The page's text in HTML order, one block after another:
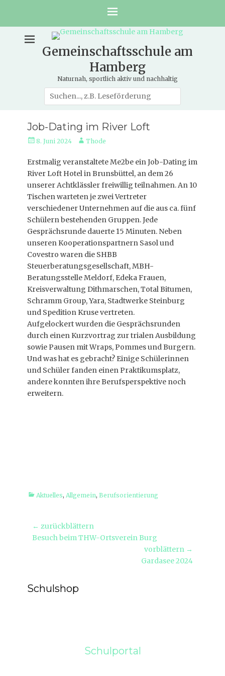
Gemeinschaftsschule am
Hamberg
Naturnah, sportlich aktiv und nachhaltig
Suche
nach:
Job-Dating im River Loft
Veröffentlicht
8. Juni 2024 AutorThode
Erstmalig veranstaltete Me2be ein Job-Dating im
River Loft Hotel in Brunsbüttel, an dem 26
unserer Achtklässler freiwillig teilnahmen. An 10
Tischen warteten je zwei Vertreter
verschiedener Unternehmen auf die aus ca. fünf
Schülern bestehenden Gruppen. Jede
Gesprächsrunde dauerte 15 Minuten. Neben
unseren Kooperationspartnern Sasol und
Covestro waren die SHBB
Steuerberatungsgesellschaft, MBH-
Beratungsstelle Meldorf, Edeka Frauen,
Kreisverwaltung Dithmarschen, Total Bitumen,
Schramm Group, Yara, Stadtwerke Steinburg
und Spedition Kruse vertreten.
Aufgelockert wurden die Gesprächsrunden
durch einen Kurzvortrag zur trialen Ausbildung
sowie Pausen mit Wraps, Pommes und Burgern.
Und was hat es gebracht? Einige Schülerinnen
und Schüler fanden einen Praktikumsplatz,
andere konnten ihre Berufsperspektive noch
erweitern.
Kategorien
Aktuelles, Allgemein, Berufsorientierung
Beitragsnavigation
← zurückblättern
Vorheriger
Besuch beim THW-Ortsverein Burg
vorblättern →
Gardasee 2024
Schulshop
Schulportal